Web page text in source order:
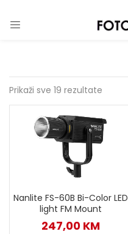
Prikaži sve 19 rezultate
Nanlite FS-60B Bi-Color LED
light FM Mount
247,00 KM